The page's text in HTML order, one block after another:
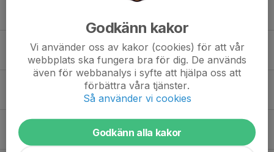
Hemmapremiär 7-manna
10 maj, 21:10 1
Start med uteträningar igen!
6 mar, 11:54 0
25 nov 2025 1
Godkänn kakor
Vi använder oss av kakor (cookies) för att vår
webbplats ska fungera bra för dig. De används
även för webbanalys i syfte att hjälpa oss att
förbättra våra tjänster.
Så använder vi cookies
Godkänn alla kakor